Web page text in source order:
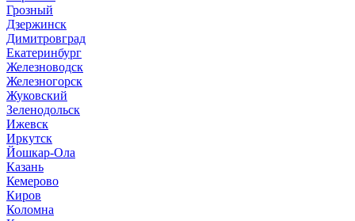
Грозный
Дзержинск
Димитровград
Екатеринбург
Железноводск
Железногорск
Жуковский
Зеленодольск
Ижевск
Иркутск
Йошкар-Ола
Казань
Кемерово
Киров
Коломна